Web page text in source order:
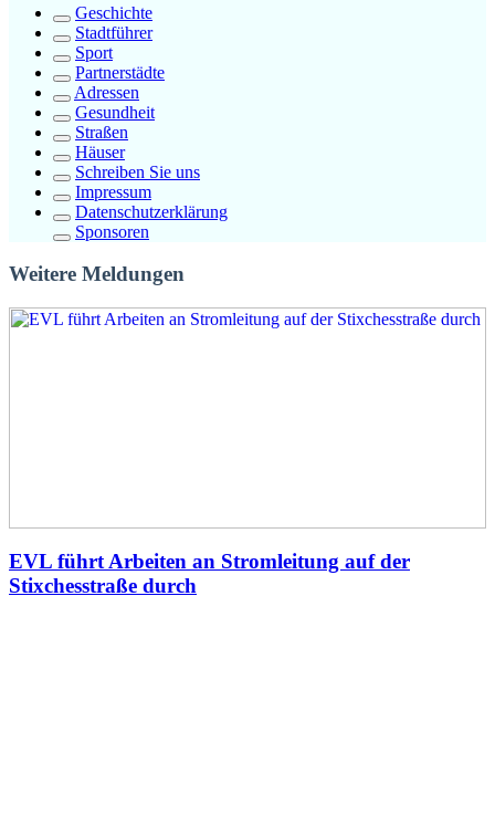
Geschichte
Stadtführer
Sport
Partnerstädte
Adressen
Gesundheit
Straßen
Häuser
Schreiben Sie uns
Impressum
Datenschutzerklärung
Sponsoren
Weitere Meldungen
EVL führt Arbeiten an Stromleitung auf der
Stixchesstraße durch